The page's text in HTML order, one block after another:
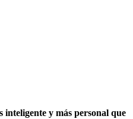
inteligente y más personal que